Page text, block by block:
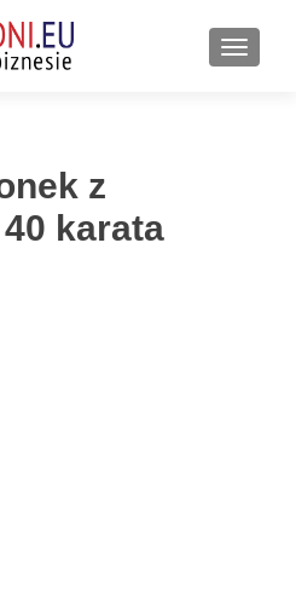
z
karata